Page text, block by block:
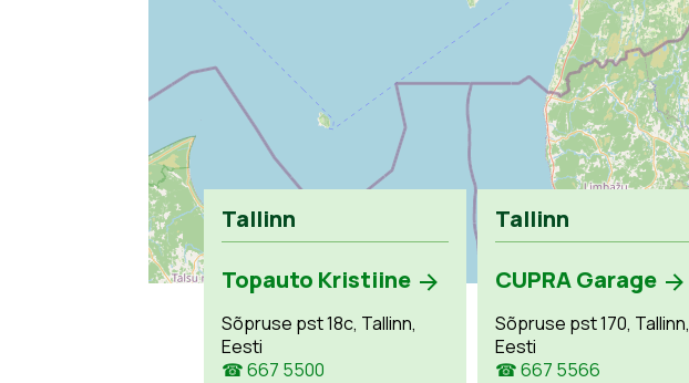
Tallinn
Topauto Kristiine
Sõpruse pst 18c, Tallinn,
Eesti
☎ 667 5500
Tallinn
CUPRA Garage
Sõpruse pst 170, Tallinn,
Eesti
☎ 667 5566